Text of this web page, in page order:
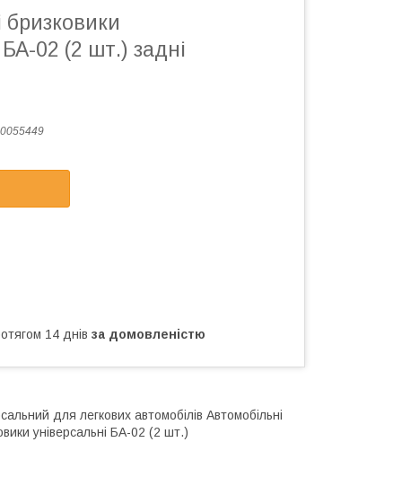
бризковики
БА-02 (2 шт.) задні
14 днів за домовленістю
для легкових автомобілів Автомобільні
універсальні БА-02 (2 шт.)